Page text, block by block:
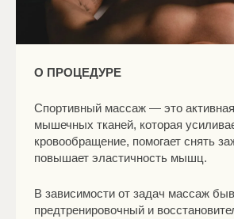
О ПРОЦЕДУРЕ
Спортивный массаж — это
мышечных тканей, которая
кровообращение, помогает снять
повышает эластичность мышц.
В зависимости от задач массаж
предтренировочный и